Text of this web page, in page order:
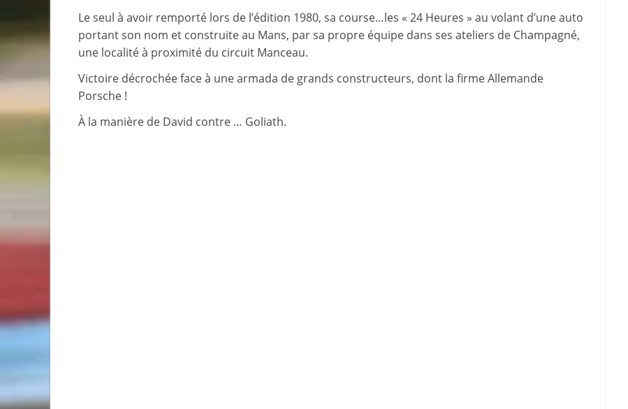
Le seul à avoir remporté lors de l’édition 1980, sa course…les « 24 Heures » au volant d’une auto
portant son nom et construite au Mans, par sa propre équipe dans ses ateliers de Champagné,
une localité à proximité du circuit Manceau.
Victoire décrochée face à une armada de grands constructeurs, dont la firme Allemande
Porsche !
À la manière de David contre … Goliath.